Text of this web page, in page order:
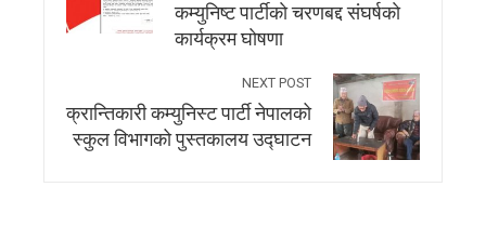
कम्युनिष्ट पार्टीकाे चरणबद्द संघर्षकाे
कार्यक्रम घाेषणा
NEXT POST
क्रान्तिकारी कम्युनिस्ट पार्टी नेपालको
स्कुल विभागको पुस्तकालय उद्घाटन